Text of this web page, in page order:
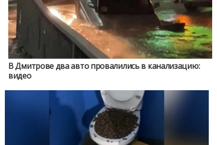
В Дмитрове два авто провалились в канализацию:
видео